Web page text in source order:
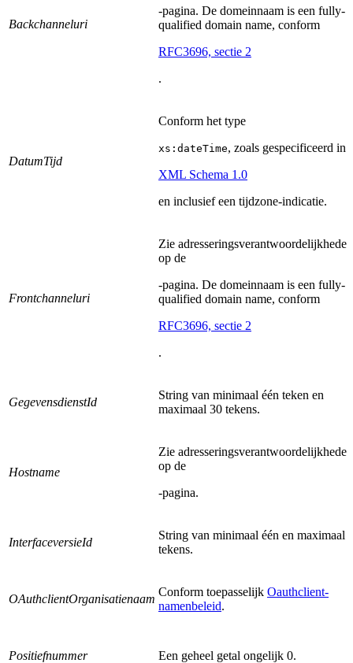
Backchanneluri
-pagina. De domeinnaam is een fully-
qualified domain name, conform
RFC3696, sectie 2
.
DatumTijd
Conform het type
xs:dateTime, zoals gespecificeerd in
XML Schema 1.0
en inclusief een tijdzone-indicatie.
Frontchanneluri
Zie adresseringsverantwoordelijkheden
op de
-pagina. De domeinnaam is een fully-
qualified domain name, conform
RFC3696, sectie 2
.
GegevensdienstId
String van minimaal één teken en
maximaal 30 tekens.
Hostname
Zie adresseringsverantwoordelijkheden
op de
-pagina.
InterfaceversieId
String van minimaal één en maximaal
tekens.
OAuthclientOrganisatienaam
Conform toepasselijk Oauthclient-
namenbeleid.
Positiefnummer Een geheel getal ongelijk 0.